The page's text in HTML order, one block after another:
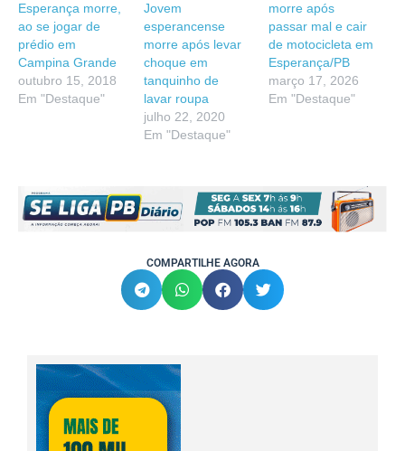
Esperança morre,
ao se jogar de
prédio em
Campina Grande
outubro 15, 2018
Em "Destaque"
Jovem
esperancense
morre após levar
choque em
tanquinho de
lavar roupa
julho 22, 2020
Em "Destaque"
morre após
passar mal e cair
de motocicleta em
Esperança/PB
março 17, 2026
Em "Destaque"
COMPARTILHE AGORA